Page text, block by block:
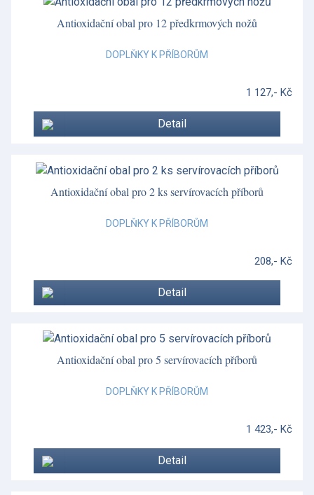
Antioxidační obal pro 12 předkrmových nožů
DOPLŇKY K PŘÍBORŮM
1 127,- Kč
Detail
Antioxidační obal pro 2 ks servírovacích příborů
DOPLŇKY K PŘÍBORŮM
208,- Kč
Detail
Antioxidační obal pro 5 servírovacích příborů
DOPLŇKY K PŘÍBORŮM
1 423,- Kč
Detail
Vánoční porcelán Christmas Tree
Vera Wang - Luxe Graphite